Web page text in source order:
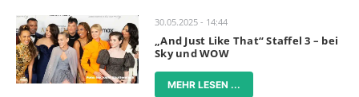
30.05.2025 - 14:44
„And Just Like That“ Staffel 3 – bei
Sky und WOW
MEHR LESEN ...